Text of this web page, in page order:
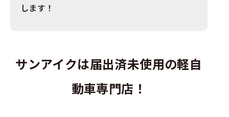
します！
サンアイクは届出済未使用の軽自
動車専門店！